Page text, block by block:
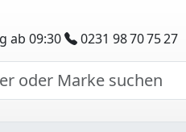
ab 09:30 0231 98 70 75 27